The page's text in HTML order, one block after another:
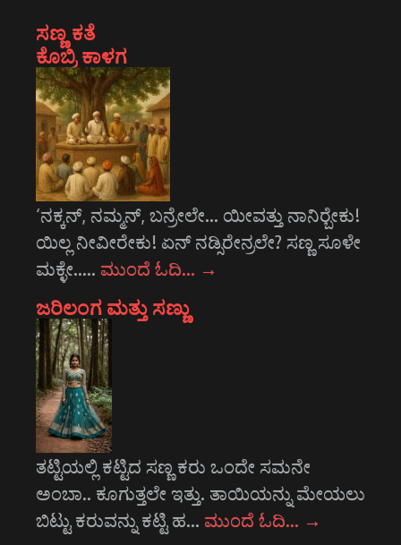
ಸಣ್ಣ ಕತೆ
ಕೊಬ್ರಿ ಕಾಳಗ
‘ನಕ್ಕನ್, ನಮ್ಮನ್, ಬನ್ರೇಲೇ... ಯೀವತ್ತು ನಾನಿರ್‍ಬೇಕು!
ಯಿಲ್ಲ ನೀವೀರೇಕು! ಏನ್ ನಡ್ಸಿರೇನ್ರಲೇ? ಸಣ್ಣ ಸೂಳೇ
ಮಕ್ಳೇ..… ಮುಂದೆ ಓದಿ… →
ಜರಿಲಂಗ ಮತ್ತು ಸಣ್ಣು
ತಟ್ಟಿಯಲ್ಲಿ ಕಟ್ಟಿದ ಸಣ್ಣ ಕರು ಒಂದೇ ಸಮನೇ
ಅಂಬಾ.. ಕೂಗುತ್ತಲೇ ಇತ್ತು. ತಾಯಿಯನ್ನು ಮೇಯಲು
ಬಿಟ್ಟು ಕರುವನ್ನು ಕಟ್ಟಿ ಹ… ಮುಂದೆ ಓದಿ… →